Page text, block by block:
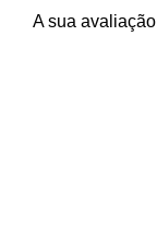
A sua